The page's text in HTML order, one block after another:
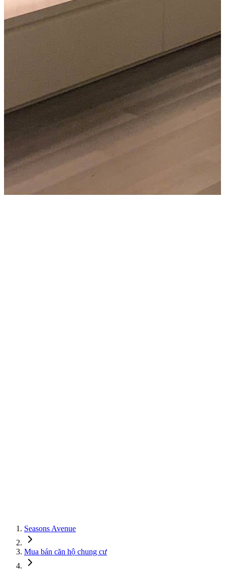
Seasons Avenue
Mua bán căn hộ chung cư